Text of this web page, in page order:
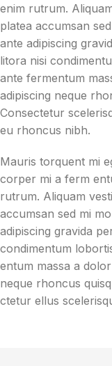
enim rutrum.
platea accumsan
ante adipiscing
litora nisi
ante fermentum
adipiscing neque
Consectetur
eu rhoncus nibh.
Mauris torquent mi
corper mi a ferm
rutrum. Aliquam
accumsan sed mi
adipiscing gravida
condimentum
entum massa a
neque rhoncus
ctetur ellus